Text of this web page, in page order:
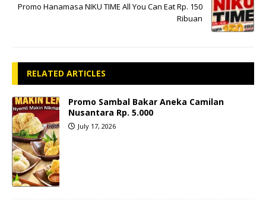
Promo Hanamasa NIKU TIME All You Can Eat Rp. 150
Ribuan
RELATED ARTICLES
Promo Sambal Bakar Aneka Camilan
Nusantara Rp. 5.000
July 17, 2026